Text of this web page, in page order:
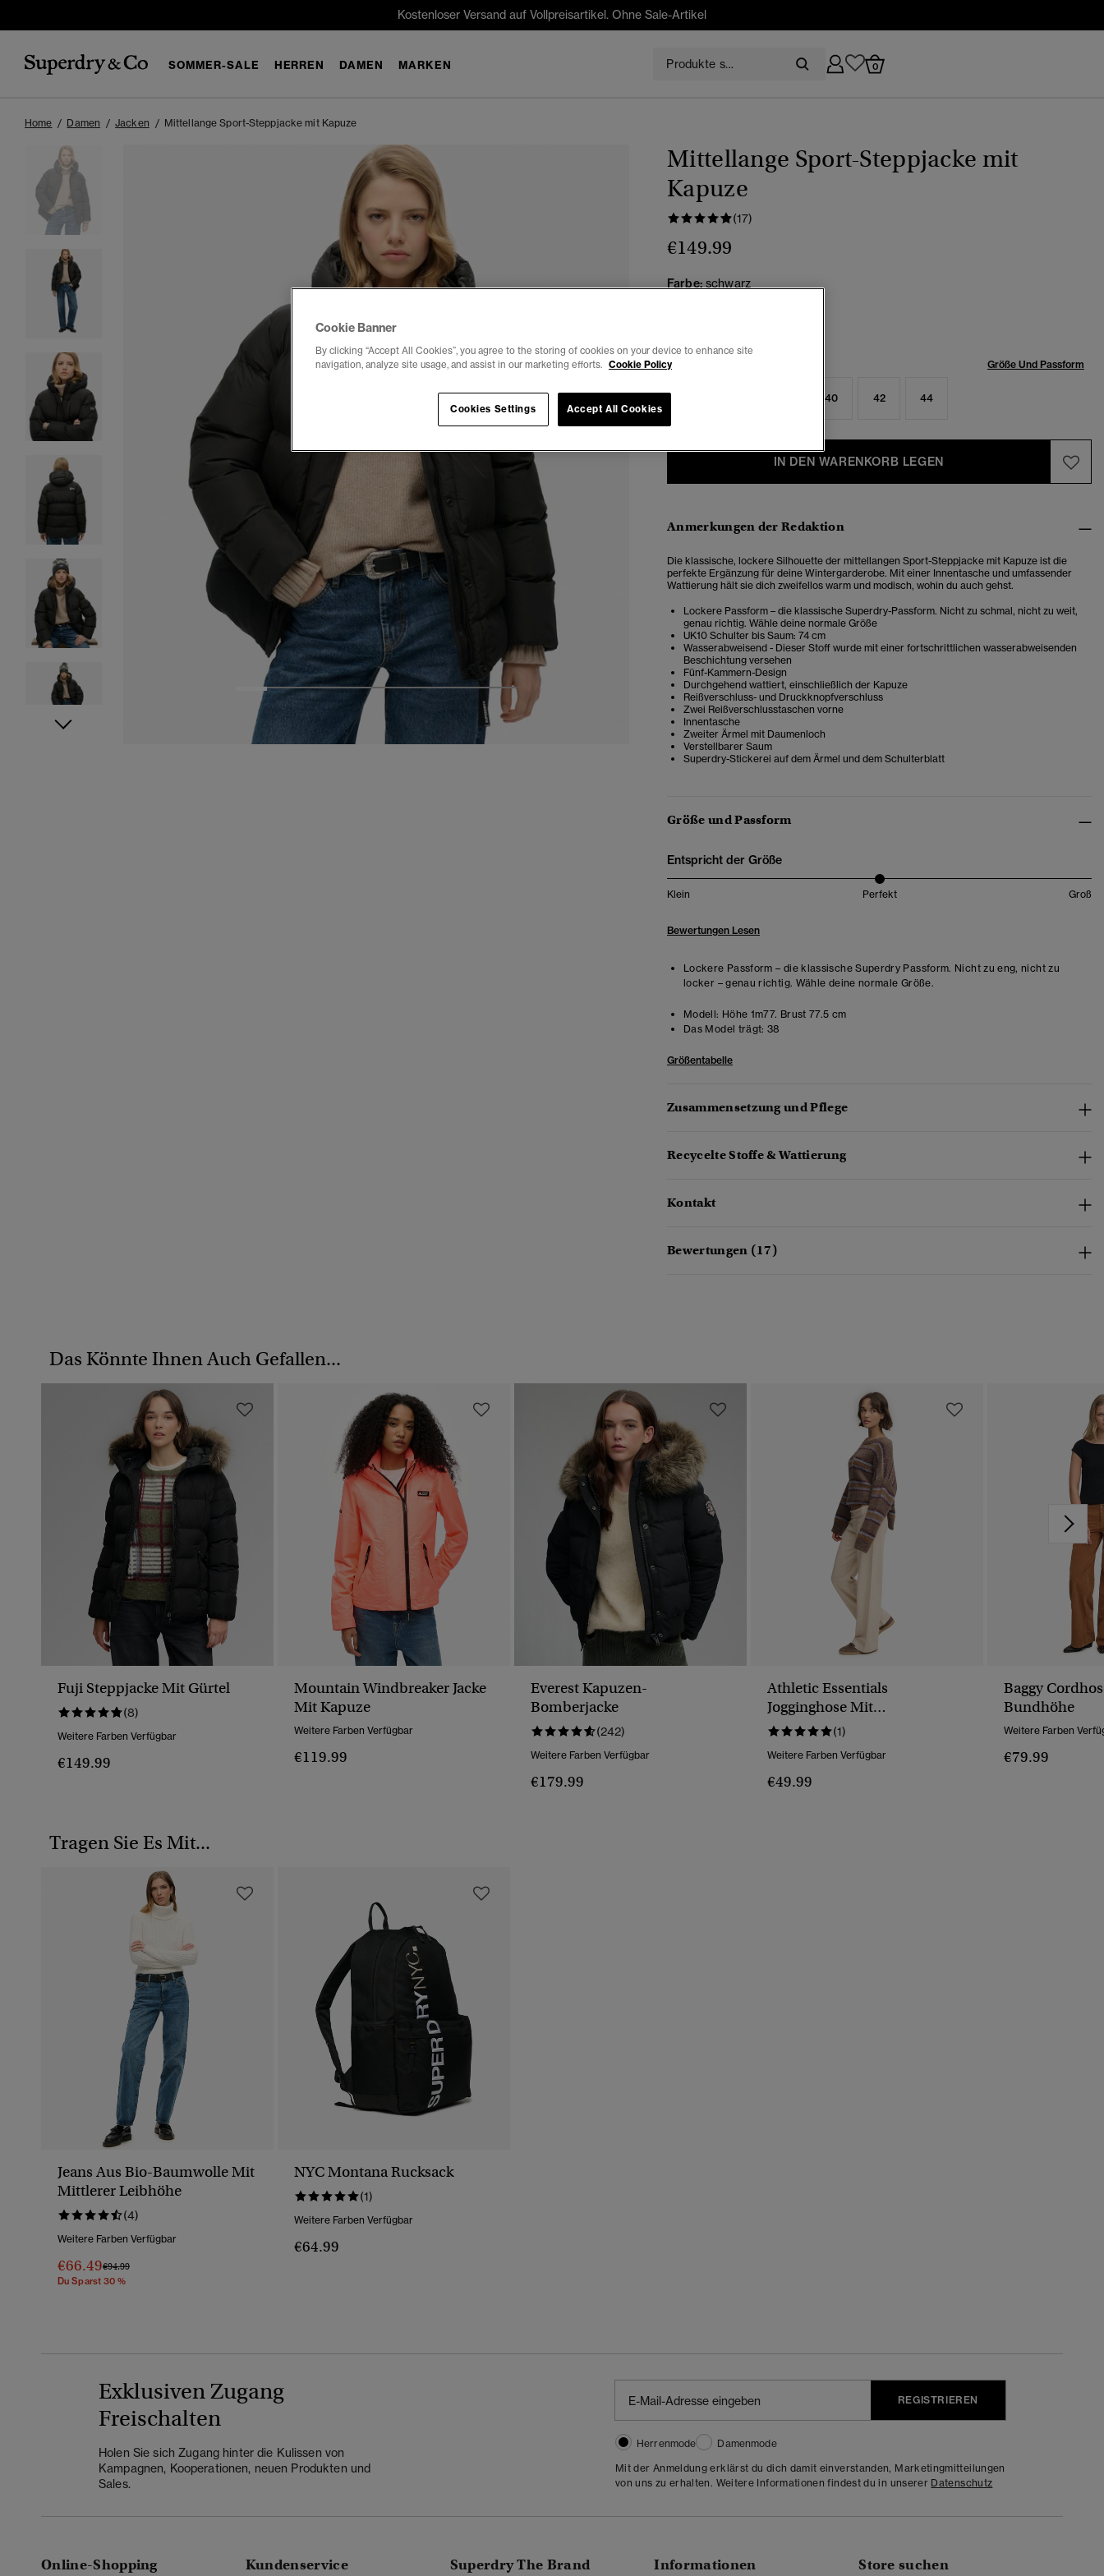
Kostenloser Versand auf Vollpreisartikel. Ohne Sale-Artikel
SOMMER-SALE HERREN DAMEN MARKEN 0
Home Damen Jacken Mittellange Sport-Steppjacke mit Kapuze
2 3 9
Mittellange Sport-Steppjacke mit
Kapuze
(17)
€149.99
Farbe: schwarz
Auswählen Größe: Größe Und Passform
40 42 44
IN DEN WARENKORB LEGEN
Anmerkungen der Redaktion
Die klassische, lockere Silhouette der mittellangen Sport-Steppjacke mit Kapuze ist die
perfekte Ergänzung für deine Wintergarderobe. Mit einer Innentasche und umfassender
Wattierung hält sie dich zweifellos warm und modisch, wohin du auch gehst.
Lockere Passform – die klassische Superdry-Passform. Nicht zu schmal, nicht zu weit,
genau richtig. Wähle deine normale Größe
UK10 Schulter bis Saum: 74 cm
Wasserabweisend - Dieser Stoff wurde mit einer fortschrittlichen wasserabweisenden
Beschichtung versehen
Fünf-Kammern-Design
Durchgehend wattiert, einschließlich der Kapuze
Reißverschluss- und Druckknopfverschluss
Zwei Reißverschlusstaschen vorne
Innentasche
Zweiter Ärmel mit Daumenloch
Verstellbarer Saum
Superdry-Stickerei auf dem Ärmel und dem Schulterblatt
Größe und Passform
Entspricht der Größe
Klein Perfekt Groß
Bewertungen Lesen
Lockere Passform – die klassische Superdry Passform. Nicht zu eng, nicht zu
locker – genau richtig. Wähle deine normale Größe.
Modell: Höhe 1m77. Brust 77.5 cm
Das Model trägt: 38
Größentabelle
Zusammensetzung und Pflege
Recycelte Stoffe & Wattierung
Kontakt
Bewertungen (17)
Das Könnte Ihnen Auch Gefallen...
Fuji Steppjacke Mit Gürtel
(8)
Weitere Farben Verfügbar
€149.99
Mountain Windbreaker Jacke
Mit Kapuze
Weitere Farben Verfügbar
€119.99
Everest Kapuzen-
Bomberjacke
(242)
Weitere Farben Verfügbar
€179.99
Athletic Essentials
Jogginghose Mit
Umschlagbund
(1)
Weitere Farben Verfügbar
€49.99
Baggy
Bundhöhe
Weitere Farben
€79.99
Tragen Sie Es Mit...
Jeans Aus Bio-Baumwolle Mit
Mittlerer Leibhöhe
(4)
Weitere Farben Verfügbar
€66.49Preis Wurde Reduziert Von
€94.99Bis
Du Sparst 30 %
NYC Montana Rucksack
(1)
Weitere Farben Verfügbar
€64.99
Exklusiven Zugang
Freischalten
Holen Sie sich Zugang hinter die Kulissen von
Kampagnen, Kooperationen, neuen Produkten und
Sales.
REGISTRIEREN
Herrenmode
Damenmode
Mit der Anmeldung erklärst du dich damit einverstanden, Marketingmitteilungen
von uns zu erhalten. Weitere Informationen findest du in unserer Datenschutz
Online-Shopping Kundenservice Superdry The Brand Informationen Store suchen
Cookie Banner
By clicking “Accept All Cookies”, you agree to the storing of cookies on your device to enhance site
navigation, analyze site usage, and assist in our marketing efforts. Cookie Policy
Accept All Cookies
Cookies Settings